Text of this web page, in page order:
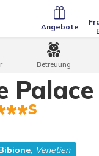
Angebote
Bibione Palace Spa
s
Venetien
Betreuung